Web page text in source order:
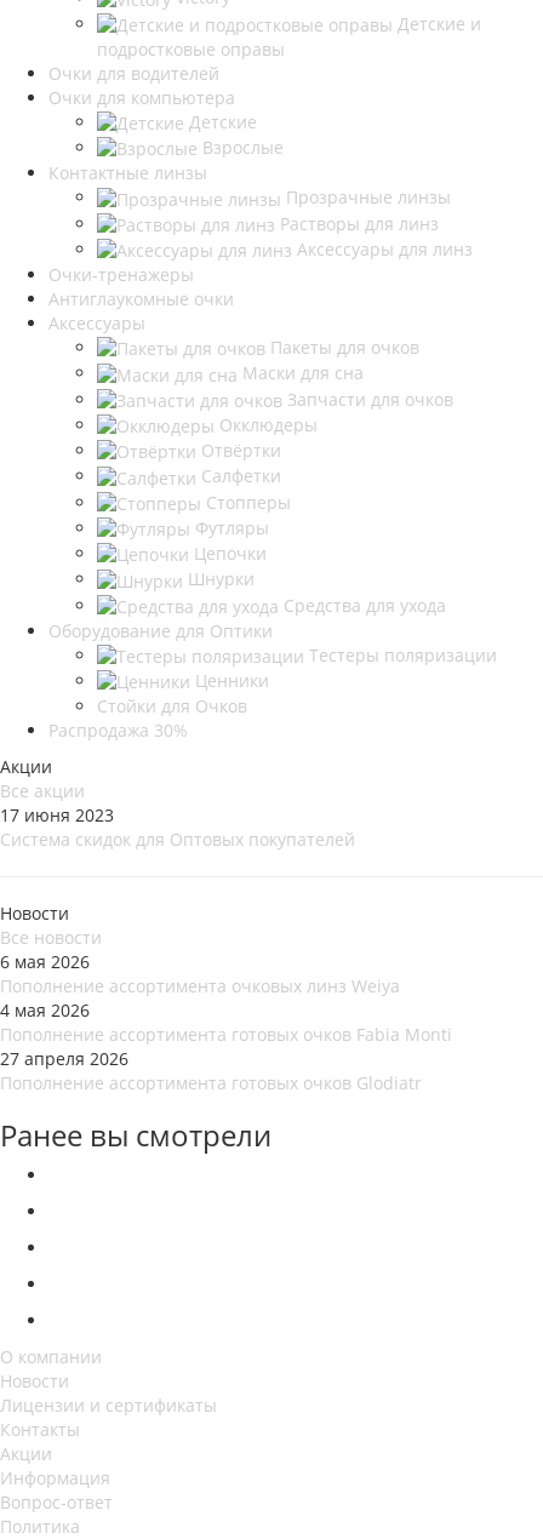
Детские и
подростковые оправы
Очки для водителей
Очки для компьютера
Детские
Взрослые
Контактные линзы
Прозрачные линзы
Растворы для линз
Аксессуары для линз
Очки-тренажеры
Антиглаукомные очки
Аксессуары
Пакеты для очков
Маски для сна
Запчасти для очков
Окклюдеры
Отвёртки
Салфетки
Стопперы
Футляры
Цепочки
Шнурки
Средства для ухода
Оборудование для Оптики
Тестеры поляризации
Ценники
Стойки для Очков
Распродажа 30%
Акции
Все акции
17 июня 2023
Система скидок для Оптовых покупателей
Новости
Все новости
6 мая 2026
Пополнение ассортимента очковых линз Weiya
4 мая 2026
Пополнение ассортимента готовых очков Fabia Monti
27 апреля 2026
Пополнение ассортимента готовых очков Glodiatr
Ранее вы смотрели
О компании
Новости
Лицензии и сертификаты
Контакты
Акции
Информация
Вопрос-ответ
Политика